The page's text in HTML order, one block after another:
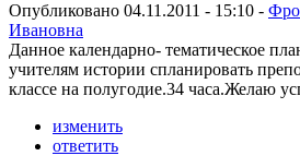
Опубликовано 04.11.2011 - 15:10 -
Ивановна
Данное календарно- тематическое
учителям истории спланировать
классе на полугодие.34 часа.Желаю
изменить
ответить